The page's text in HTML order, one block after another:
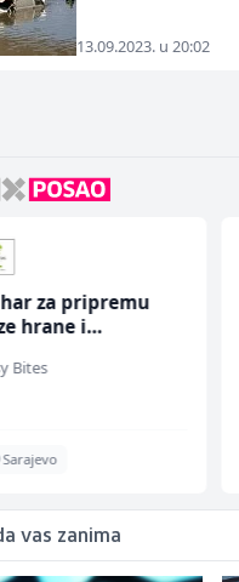
13.09.2023. u 20:02
za pripremu
hrane i
Bites
Sarajevo
vas zanima